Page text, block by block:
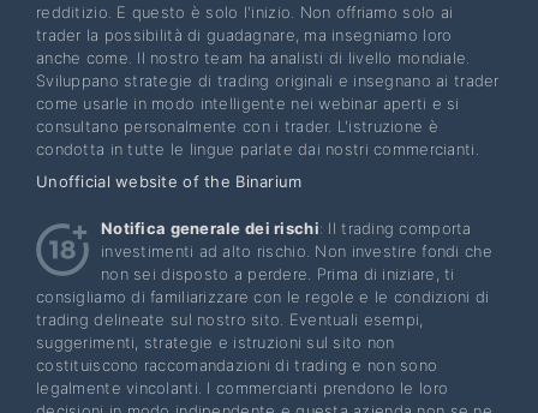
redditizio. E questo è solo l'inizio. Non offriamo solo ai
trader la possibilità di guadagnare, ma insegniamo loro
anche come. Il nostro team ha analisti di livello mondiale.
Sviluppano strategie di trading originali e insegnano ai trader
come usarle in modo intelligente nei webinar aperti e si
consultano personalmente con i trader. L'istruzione è
condotta in tutte le lingue parlate dai nostri commercianti.
Unofficial website of the Binarium
Notifica generale dei rischi: Il trading comporta
investimenti ad alto rischio. Non investire fondi che
non sei disposto a perdere. Prima di iniziare, ti
consigliamo di familiarizzare con le regole e le condizioni di
trading delineate sul nostro sito. Eventuali esempi,
suggerimenti, strategie e istruzioni sul sito non
costituiscono raccomandazioni di trading e non sono
legalmente vincolanti. I commercianti prendono le loro